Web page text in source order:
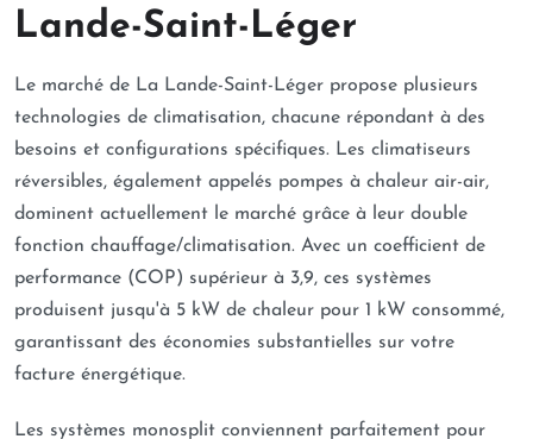
Lande-Saint-Léger
Le marché de La Lande-Saint-Léger propose plusieurs
technologies de climatisation, chacune répondant à des
besoins et configurations spécifiques. Les climatiseurs
réversibles, également appelés pompes à chaleur air-air,
dominent actuellement le marché grâce à leur double
fonction chauffage/climatisation. Avec un coefficient de
performance (COP) supérieur à 3,9, ces systèmes
produisent jusqu'à 5 kW de chaleur pour 1 kW consommé,
garantissant des économies substantielles sur votre
facture énergétique.
Les systèmes monosplit conviennent parfaitement pour